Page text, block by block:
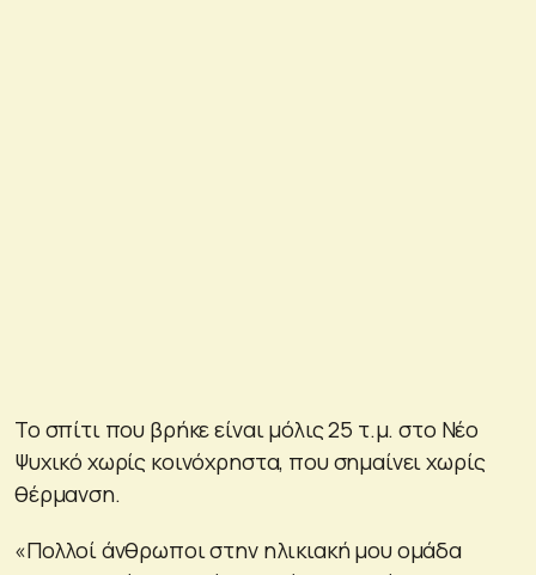
Το σπίτι που βρήκε είναι μόλις 25 τ.μ. στο Νέο
Ψυχικό χωρίς κοινόχρηστα, που σημαίνει χωρίς
θέρμανση.
«Πολλοί άνθρωποι στην ηλικιακή μου ομάδα